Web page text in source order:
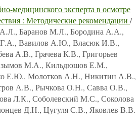
медицинского эксперта в осмотре
: Методические рекомендации /
Баранов М.Л., Бородина А.А.,
Вавилов А.Ю., Власюк И.В.,
А.В., Грачева К.В., Григорьев
М.А., Кильдюшов Е.М.,
Е.Ю., Молотков А.Н., Никитин А.В.,
А.В., Рычкова О.Н., Савва О.В.,
Л.К., Соболевский М.С., Соколова
Д.Н., Цугуля С.В., Яковлев В.В.